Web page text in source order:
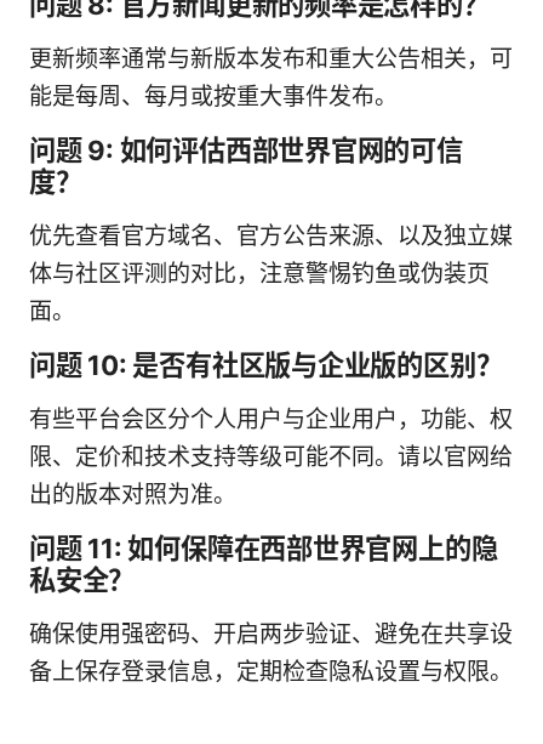
更新频率通常与新版本发布和重大公告相关，可
能是每周、每月或按重大事件发布。
问题 9: 如何评估西部世界官网的可信
度？
优先查看官方域名、官方公告来源、以及独立媒
体与社区评测的对比，注意警惕钓鱼或伪装页
面。
问题 10: 是否有社区版与企业版的区别？
有些平台会区分个人用户与企业用户，功能、权
限、定价和技术支持等级可能不同。请以官网给
出的版本对照为准。
问题 11: 如何保障在西部世界官网上的隐
私安全？
确保使用强密码、开启两步验证、避免在共享设
备上保存登录信息，定期检查隐私设置与权限。